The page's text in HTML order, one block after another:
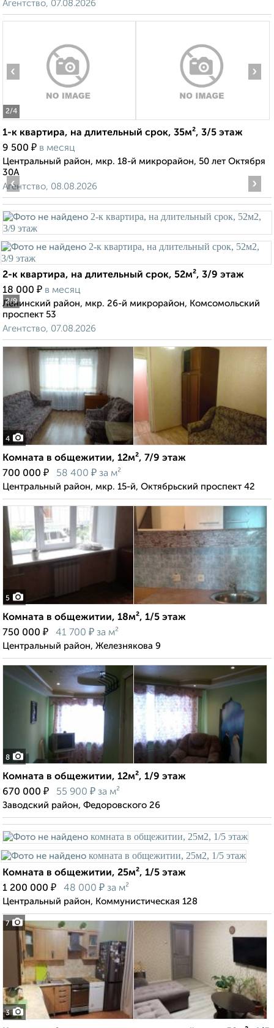
Агентство, 07.08.2026
2/4
‹ ›
1-к квартира, на длительный срок, 35м², 3/5 этаж
9 500 ₽ в месяц
Центральный район, мкр. 18-й микрорайон, 50 лет Октября
30А
Агентство, 08.08.2026
2/9
‹ ›
2-к квартира, на длительный срок, 52м², 3/9 этаж
18 000 ₽ в месяц
Ленинский район, мкр. 26-й микрорайон, Комсомольский
проспект 53
Агентство, 07.08.2026
4
Комната в общежитии, 12м², 7/9 этаж
700 000 ₽ 58 400 ₽ за м²
Центральный район, мкр. 15-й, Октябрьский проспект 42
5
Комната в общежитии, 18м², 1/5 этаж
750 000 ₽ 41 700 ₽ за м²
Центральный район, Железнякова 9
8
Комната в общежитии, 12м², 1/9 этаж
670 000 ₽ 55 900 ₽ за м²
Заводский район, Федоровского 26
7
Комната в общежитии, 25м², 1/5 этаж
1 200 000 ₽ 48 000 ₽ за м²
Центральный район, Коммунистическая 128
3